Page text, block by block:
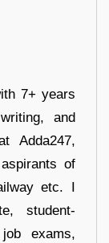
7+ years
and
Adda247,
of
etc. I
student-
exams,